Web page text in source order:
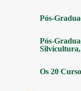
Pós-
Pós-
Silvicultura,
Os 20